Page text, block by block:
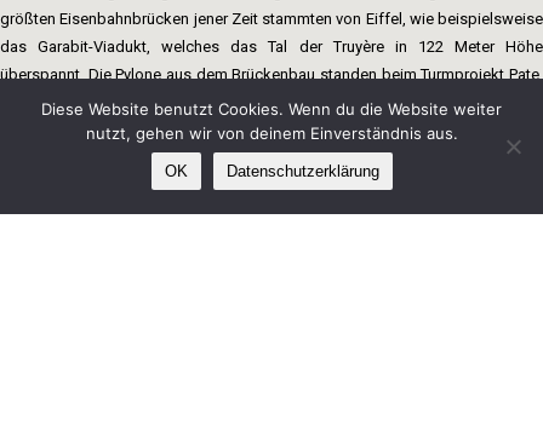
größten Eisenbahnbrücken jener Zeit stammten von Eiffel, wie beispielsweise
das Garabit-Viadukt, welches das Tal der Truyère in 122 Meter Höhe
überspannt. Die Pylone aus dem Brückenbau standen beim Turmprojekt Pate.
Am 18. September 1884 ließ sich Eiffel den Entwurf patentieren.
Der ingenieurtechnisch ausgereifte Entwurf entsprach jedoch ästhetisch nicht
den Vorstellungen Eiffels. Das pylonartige Bauwerk erinnerte zu sehr an einen
Diese Website benutzt Cookies. Wenn du die Website weiter
nutzt, gehen wir von deinem Einverständnis aus.
OK Datenschutzerklärung